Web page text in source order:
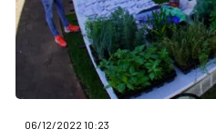
06/12/2022 10:23